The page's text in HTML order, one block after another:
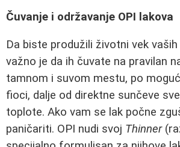
Čuvanje i održavanje OPI lakova
Da biste produžili životni vek vaših
važno je da ih čuvate na pravilan
tamnom i suvom mestu, po
fioci, dalje od direktne sunčeve
toplote. Ako vam se lak počne
paničariti. OPI nudi svoj Thinner